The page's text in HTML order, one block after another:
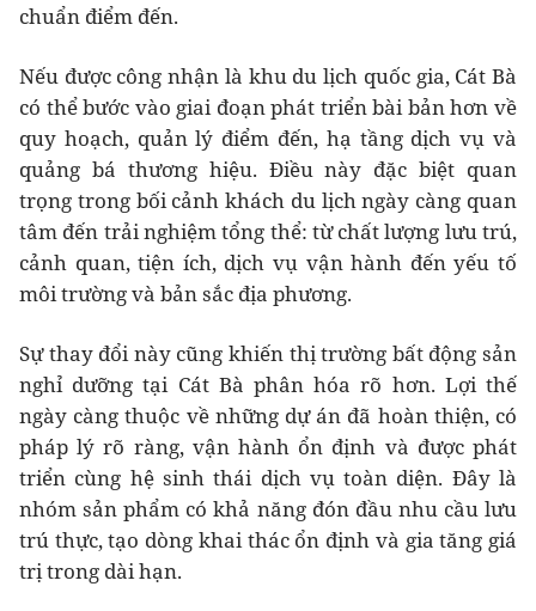
chuẩn điểm đến.
Nếu được công nhận là khu du lịch quốc gia, Cát Bà
có thể bước vào giai đoạn phát triển bài bản hơn về
quy hoạch, quản lý điểm đến, hạ tầng dịch vụ và
quảng bá thương hiệu. Điều này đặc biệt quan
trọng trong bối cảnh khách du lịch ngày càng quan
tâm đến trải nghiệm tổng thể: từ chất lượng lưu trú,
cảnh quan, tiện ích, dịch vụ vận hành đến yếu tố
môi trường và bản sắc địa phương.
Sự thay đổi này cũng khiến thị trường bất động sản
nghỉ dưỡng tại Cát Bà phân hóa rõ hơn. Lợi thế
ngày càng thuộc về những dự án đã hoàn thiện, có
pháp lý rõ ràng, vận hành ổn định và được phát
triển cùng hệ sinh thái dịch vụ toàn diện. Đây là
nhóm sản phẩm có khả năng đón đầu nhu cầu lưu
trú thực, tạo dòng khai thác ổn định và gia tăng giá
trị trong dài hạn.